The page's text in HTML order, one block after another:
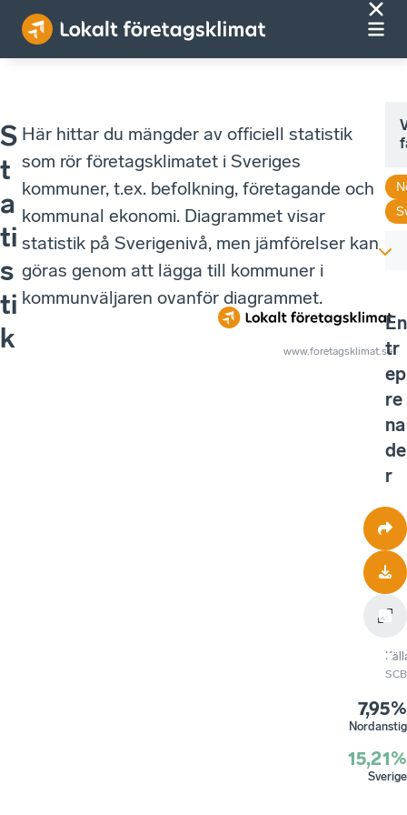
S
t
a
ti
s
ti
k
Här hittar du mängder av officiell statistik
som rör företagsklimatet i Sveriges
kommuner, t.ex. befolkning, företagande och
kommunal ekonomi. Diagrammet visar
statistik på Sverigenivå, men jämförelser kan
göras genom att lägga till kommuner i
kommunväljaren ovanför diagrammet.
www.foretagsklimat.se
En
tr
ep
re
na
de
r
SCB
7,95%
Nordanstig
15,21%
Sverige